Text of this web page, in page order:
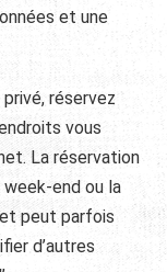
et une
privé, réservez
vous
La réservation
week-end ou la
peut parfois
d’autres